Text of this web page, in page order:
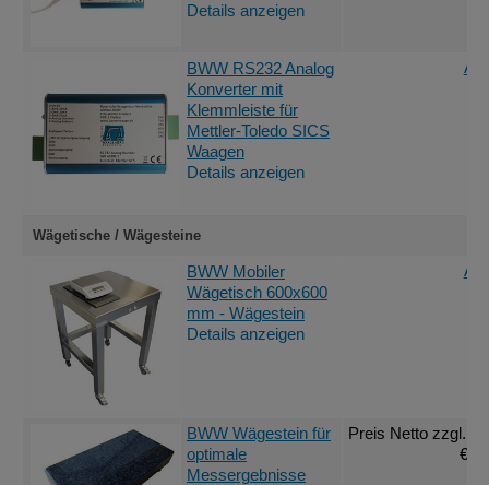
Details anzeigen
BWW RS232 Analog
Konverter mit
Klemmleiste für
Mettler-Toledo SICS
Waagen
Details anzeigen
Wägetische / Wägesteine
BWW Mobiler
Wägetisch 600x600
mm - Wägestein
Details anzeigen
BWW Wägestein für
optimale
Messergebnisse
Preis Netto zzgl.
€